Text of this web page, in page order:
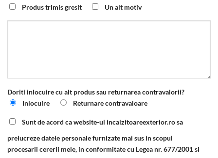
Produs trimis gresit
Un alt motiv
Doriti inlocuire cu alt produs sau returnarea contravalorii?
Inlocuire
Returnare contravaloare
Sunt de acord ca website-ul incalzitoareexterior.ro sa
prelucreze datele personale furnizate mai sus in scopul
procesarii cererii mele, in conformitate cu Legea nr. 677/2001 si